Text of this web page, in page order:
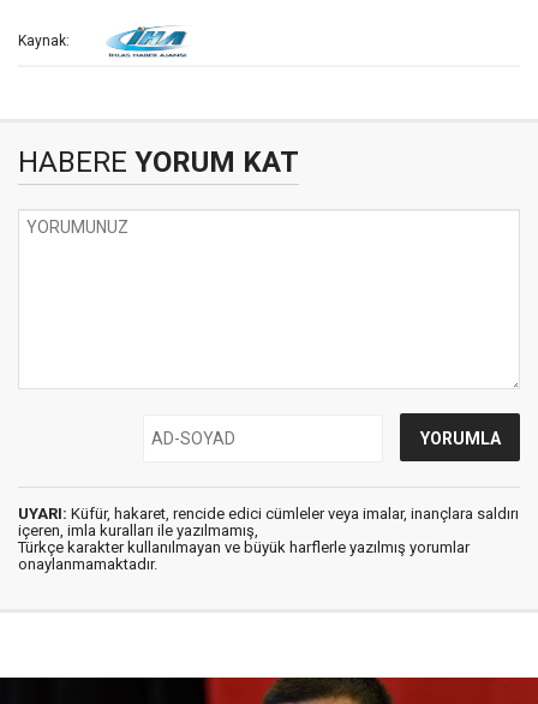
Kaynak:
HABERE YORUM KAT
UYARI: Küfür, hakaret, rencide edici cümleler veya imalar, inançlara saldırı
içeren, imla kuralları ile yazılmamış,
Türkçe karakter kullanılmayan ve büyük harflerle yazılmış yorumlar
onaylanmamaktadır.